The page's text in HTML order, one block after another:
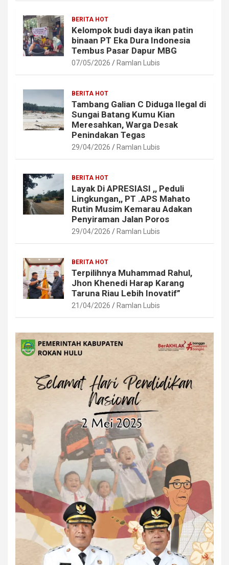
BERITA HOT
Kelompok budi daya ikan patin
binaan PT Eka Dura Indonesia
Tembus Pasar Dapur MBG
07/05/2026 Ramlan Lubis
BERITA HOT
Tambang Galian C Diduga Ilegal di
Sungai Batang Kumu Kian
Meresahkan, Warga Desak
Penindakan Tegas
29/04/2026 Ramlan Lubis
BERITA HOT
Layak Di APRESIASI ,, Peduli
Lingkungan,, PT .APS Mahato
Rutin Musim Kemarau Adakan
Penyiraman Jalan Poros
29/04/2026 Ramlan Lubis
BERITA HOT
Terpilihnya Muhammad Rahul,
Jhon Khenedi Harap Karang
Taruna Riau Lebih Inovatif”
21/04/2026 Ramlan Lubis